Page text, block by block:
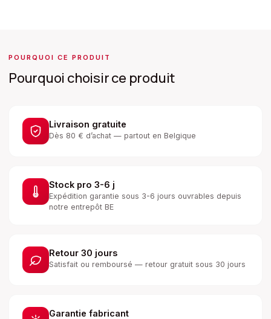
POURQUOI CE PRODUIT
Pourquoi choisir ce produit
Livraison gratuite
Dès 80 € d’achat — partout en Belgique
Stock pro 3-6 j
Expédition garantie sous 3-6 jours ouvrables depuis
notre entrepôt BE
Retour 30 jours
Satisfait ou remboursé — retour gratuit sous 30 jours
Garantie fabricant